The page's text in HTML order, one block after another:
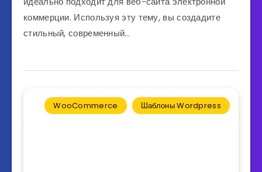
коммерции. Используя эту тему, вы создадите
стильный, современный…
WooCommerce Шаблоны Wordpress